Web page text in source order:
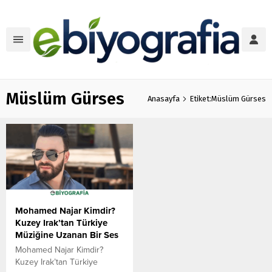
Müslüm Gürses Anasayfa Etiket:Müslüm Gürses
Mohamed Najar Kimdir?
Kuzey Irak’tan Türkiye
Müziğine Uzanan Bir Ses
Mohamed Najar Kimdir?
Kuzey Irak’tan Türkiye